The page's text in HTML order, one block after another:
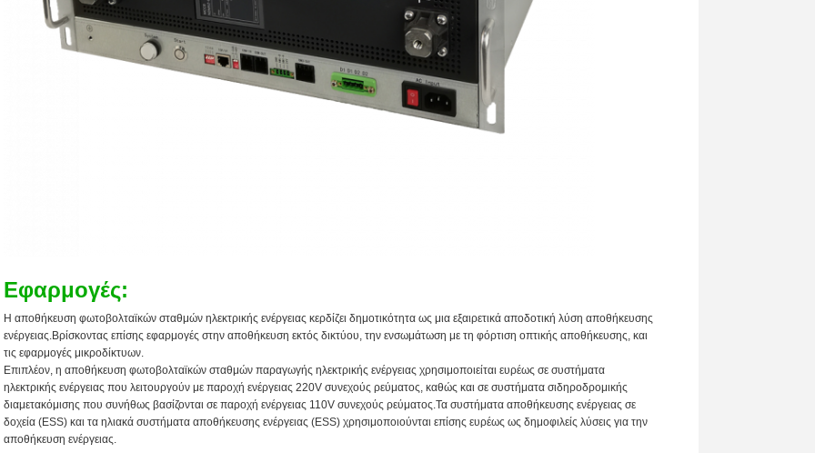
Εφαρμογές:
Η αποθήκευση φωτοβολταϊκών σταθμών ηλεκτρικής ενέργειας κερδίζει δημοτικότητα ως μια εξαιρετικά αποδοτική λύση αποθήκευσης
ενέργειας.Βρίσκοντας επίσης εφαρμογές στην αποθήκευση εκτός δικτύου, την ενσωμάτωση με τη φόρτιση οπτικής αποθήκευσης, και
τις εφαρμογές μικροδίκτυων.
Επιπλέον, η αποθήκευση φωτοβολταϊκών σταθμών παραγωγής ηλεκτρικής ενέργειας χρησιμοποιείται ευρέως σε συστήματα
ηλεκτρικής ενέργειας που λειτουργούν με παροχή ενέργειας 220V συνεχούς ρεύματος, καθώς και σε συστήματα σιδηροδρομικής
διαμετακόμισης που συνήθως βασίζονται σε παροχή ενέργειας 110V συνεχούς ρεύματος.Τα συστήματα αποθήκευσης ενέργειας σε
δοχεία (ESS) και τα ηλιακά συστήματα αποθήκευσης ενέργειας (ESS) χρησιμοποιούνται επίσης ευρέως ως δημοφιλείς λύσεις για την
αποθήκευση ενέργειας.